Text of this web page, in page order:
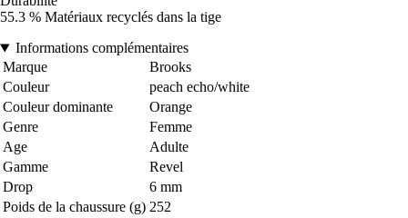
55.3 % Matériaux recyclés dans la tige
Informations complémentaires
Marque
Brooks
Couleur
peach echo/white
Couleur dominante
Orange
Genre
Femme
Age
Adulte
Gamme
Revel
Drop
6 mm
Poids de la chaussure (g) 252